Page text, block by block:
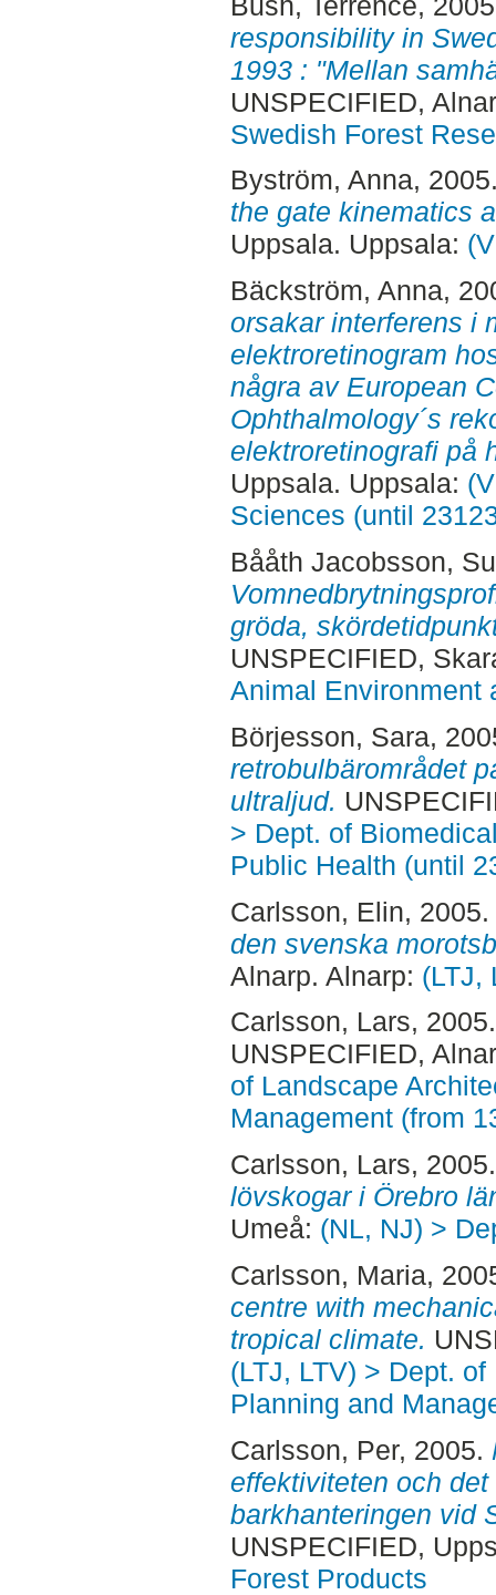
responsibility in
1993 : "Mellan
UNSPECIFIED,
Swedish Forest
Byström, Anna,
the gate kinematics
Uppsala. Uppsala:
Bäckström, Anna,
orsakar interferens i
elektroretinogram
några av European
Ophthalmology´s
elektroretinografi på
Uppsala. Uppsala:
Sciences (until
Bååth Jacobsson,
gröda,
UNSPECIFIED,
Animal Environment
Börjesson, Sara,
retrobulbärområdet
ultraljud.
> Dept. of
Public Health (until
Carlsson, Elin, 2005.
den svenska
Alnarp. Alnarp: (LTJ,
Carlsson, Lars,
UNSPECIFIED,
of Landscape
Management (from
Carlsson, Lars,
lövskogar i Örebro
Umeå: (NL, NJ) >
Carlsson, Maria,
centre with
tropical climate.
(LTJ, LTV) > Dept.
Planning and
Carlsson, Per, 2005.
effektiviteten och
barkhanteringen vid
UNSPECIFIED,
Forest Products